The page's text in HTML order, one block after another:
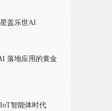
盖乐世AI
落地应用的黄金
智能体时代